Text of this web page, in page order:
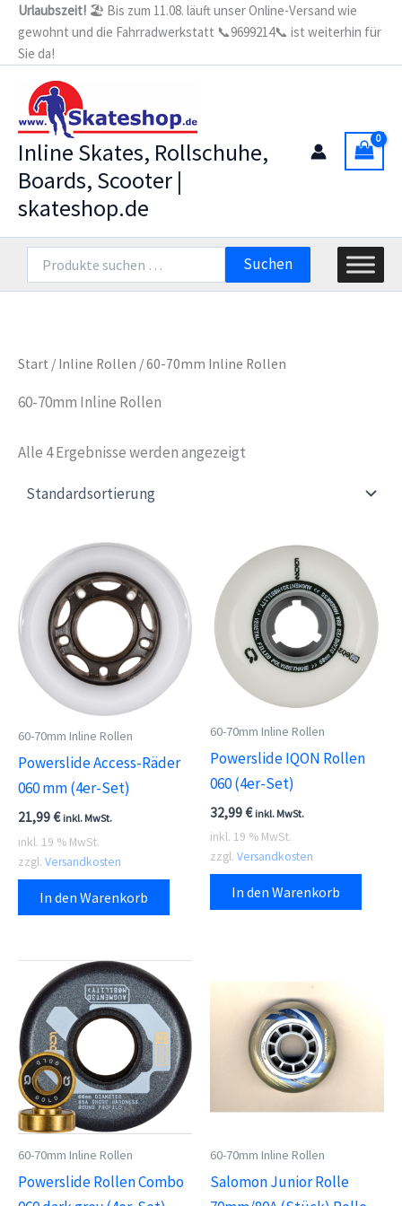
Zum
Inhalt
springen
Urlaubszeit! 🏖️ Bis zum 11.08. läuft unser Online-Versand wie
gewohnt und die Fahrradwerkstatt 📞9699214📞 ist weiterhin für
Sie da!
Inline Skates, Rollschuhe,
Boards, Scooter |
skateshop.de
nach:
Suchen
Start / Inline Rollen / 60-70mm Inline Rollen
60-70mm Inline Rollen
Alle 4 Ergebnisse werden angezeigt
60-70mm Inline Rollen
Powerslide Access-Räder
060 mm (4er-Set)
21,99€ inkl. MwSt.
inkl. 19 % MwSt.
zzgl. Versandkosten
In den Warenkorb
60-70mm Inline Rollen
Powerslide IQON Rollen
060 (4er-Set)
32,99€ inkl. MwSt.
inkl. 19 % MwSt.
zzgl. Versandkosten
In den Warenkorb
60-70mm Inline Rollen
Powerslide Rollen Combo
60-70mm Inline Rollen
Salomon Junior Rolle